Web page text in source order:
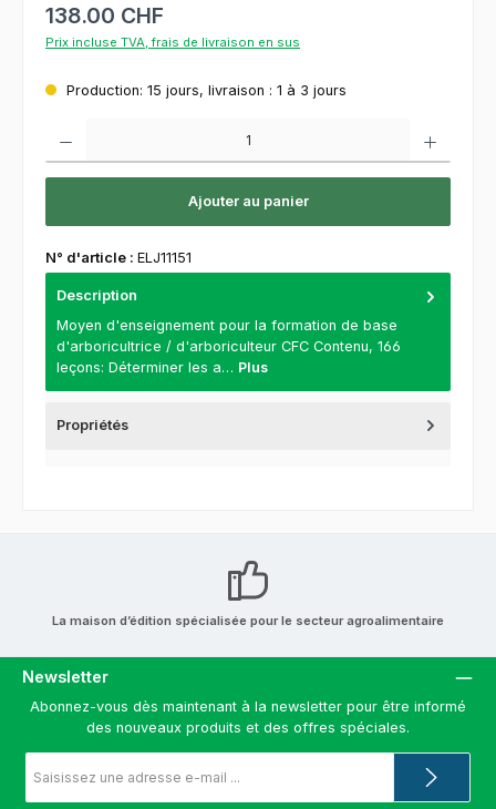
138.00 CHF
Prix incluse TVA, frais de livraison en sus
Production: 15 jours, livraison : 1 à 3 jours
Ajouter au panier
N° d'article : ELJ11151
Description
Moyen d'enseignement pour la formation de base
d'arboricultrice / d'arboriculteur CFC Contenu, 166
leçons: Déterminer les a… Plus
Propriétés
La maison d’édition spécialisée pour le secteur agroalimentaire
Newsletter
Abonnez-vous dès maintenant à la newsletter pour être informé
des nouveaux produits et des offres spéciales.
e-
*